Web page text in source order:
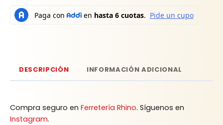
DESCRIPCIÓN INFORMACIÓN ADICIONAL
Compra seguro en Ferretería Rhino. Síguenos en
Instagram.